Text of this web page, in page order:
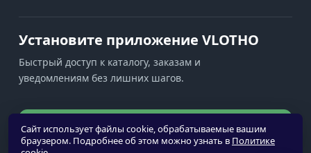
Сайт использует файлы cookie, обрабатываемые вашим
браузером. Подробнее об этом можно узнать в Политике
Установите приложение VLOTHO
Быстрый доступ к каталогу, заказам и
уведомлениям без лишних шагов.
Установить приложение